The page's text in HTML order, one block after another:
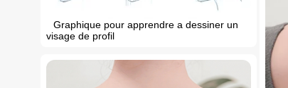
Graphique pour apprendre a dessiner un
visage de profil